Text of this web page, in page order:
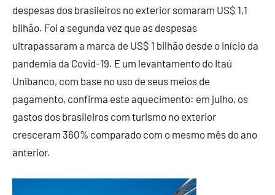
despesas dos brasileiros no exterior somaram US$ 1,1
bilhão. Foi a segunda vez que as despesas
ultrapassaram a marca de US$ 1 bilhão desde o início da
pandemia da Covid-19. E um levantamento do Itaú
Unibanco, com base no uso de seus meios de
pagamento, confirma este aquecimento: em julho, os
gastos dos brasileiros com turismo no exterior
cresceram 360% comparado com o mesmo mês do ano
anterior.